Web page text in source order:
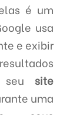
é um
usa
e exibir
seu site
uma